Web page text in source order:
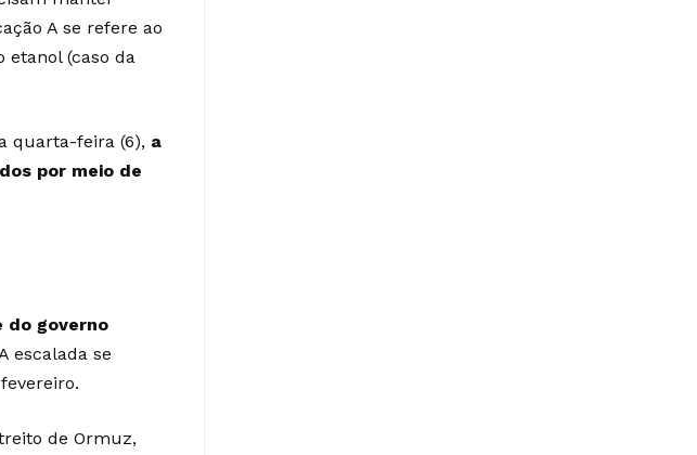
A se refere ao
(caso da
quarta-feira (6), a
por meio de
do governo
A escalada se
de Ormuz,